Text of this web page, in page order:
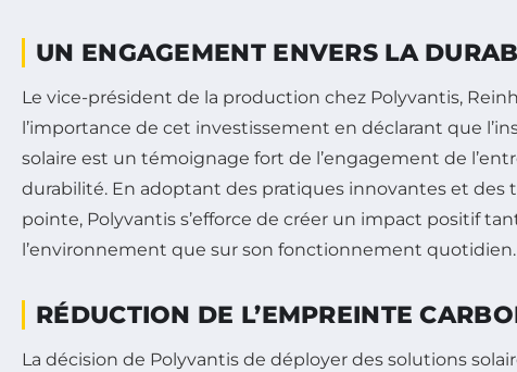
UN ENGAGEMENT ENVERS LA
Le vice-président de la production chez Polyvantis,
l’importance de cet investissement en déclarant que
solaire est un témoignage fort de l’engagement de
durabilité. En adoptant des pratiques innovantes et des
pointe, Polyvantis s’efforce de créer un impact positif
l’environnement que sur son fonctionnement quotidien.
RÉDUCTION DE L’EMPREINTE
La décision de Polyvantis de déployer des solutions